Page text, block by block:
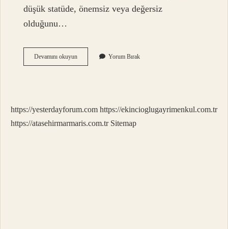
düşük statüde, önemsiz veya değersiz
olduğunu…
Devamını okuyunAhkar
Hakir
Yorum Bırak
https://yesterdayforum.com https://ekincioglugayrimenkul.com.tr
https://atasehirmarmaris.com.tr Sitemap